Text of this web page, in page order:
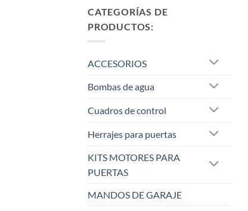
CATEGORÍAS DE
PRODUCTOS:
ACCESORIOS
Bombas de agua
Cuadros de control
Herrajes para puertas
KITS MOTORES PARA
PUERTAS
MANDOS DE GARAJE